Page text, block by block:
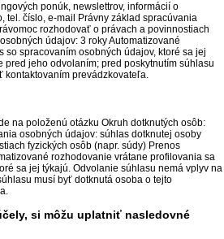
ponúk, newslettrov, informácií o
tel. číslo, e-mail Právny základ spracúvania
rozhodovať o právach a povinnostiach
údajov: 3 roky Automatizované
spracovaním osobných údajov, ktoré sa jej
jeho odvolaním; pred poskytnutím súhlasu
kontaktovaním prevádzkovateľa.
na položenú otázku Okruh dotknutých osôb:
osobných údajov: súhlas dotknutej osoby
fyzických osôb (napr. súdy) Prenos
rozhodovanie vrátane profilovania sa
sa jej týkajú. Odvolanie súhlasu nemá vplyv na
musí byť dotknutá osoba o tejto
si môžu uplatniť nasledovné